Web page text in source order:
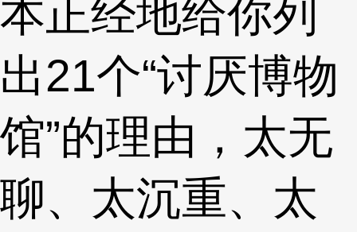
本正经地给你列
出21个“讨厌博物
馆”的理由，太无
聊、太沉重、太